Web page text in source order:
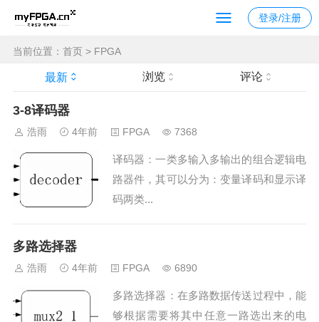
登录/注册
当前位置： 首页 > FPGA
最新 浏览 评论
3-8译码器
浩雨 4年前 FPGA 7368
译码器：一类多输入多输出的组合逻辑电
路器件，其可以分为：变量译码和显示译
码两类...
多路选择器
浩雨 4年前 FPGA 6890
多路选择器：在多路数据传送过程中，能
够根据需要将其中任意一路选出来的电